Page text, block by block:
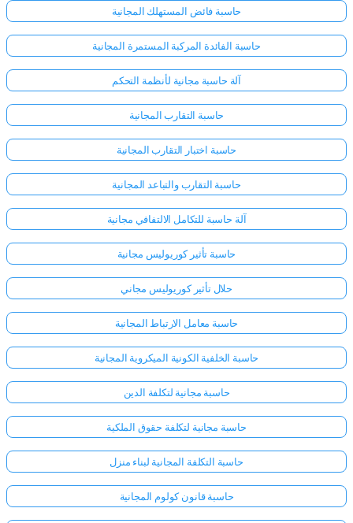
حاسبة فائض المستهلك المجانية
حاسبة الفائدة المركبة المستمرة المجانية
آلة حاسبة مجانية لأنظمة التحكم
حاسبة التقارب المجانية
حاسبة اختبار التقارب المجانية
حاسبة التقارب والتباعد المجانية
آلة حاسبة للتكامل الالتفافي مجانية
حاسبة تأثير كوريوليس مجانية
حلال تأثير كوريوليس مجاني
حاسبة معامل الارتباط المجانية
حاسبة الخلفية الكونية الميكروية المجانية
حاسبة مجانية لتكلفة الدين
حاسبة مجانية لتكلفة حقوق الملكية
حاسبة التكلفة المجانية لبناء منزل
حاسبة قانون كولوم المجانية